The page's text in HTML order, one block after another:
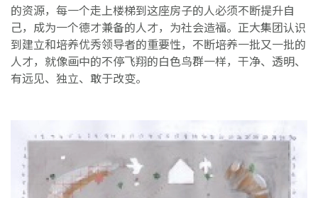
的资源，每一个走上楼梯到这座房子的人必须不断提升自
己，成为一个德才兼备的人才，为社会造福。正大集团认识
到建立和培养优秀领导者的重要性，不断培养一批又一批的
人才，就像画中的不停飞翔的白色鸟群一样，干净、透明、
有远见、独立、敢于改变。